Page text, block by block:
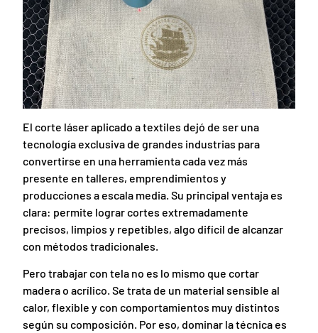
El corte láser aplicado a textiles dejó de ser una
tecnología exclusiva de grandes industrias para
convertirse en una herramienta cada vez más
presente en talleres, emprendimientos y
producciones a escala media. Su principal ventaja es
clara: permite lograr cortes extremadamente
precisos, limpios y repetibles, algo difícil de alcanzar
con métodos tradicionales.
Pero trabajar con tela no es lo mismo que cortar
madera o acrílico. Se trata de un material sensible al
calor, flexible y con comportamientos muy distintos
según su composición. Por eso, dominar la técnica es